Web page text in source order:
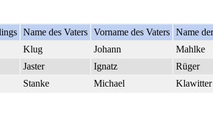
Name des Vaters Vorname des Vaters Name
Klug Johann Mahlke
Jaster Ignatz Rüger
Stanke Michael Klawitter